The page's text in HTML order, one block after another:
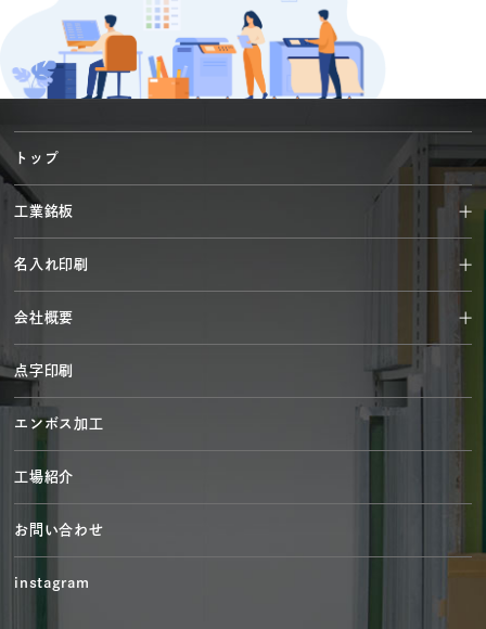
トップ
工業銘板
名入れ印刷
会社概要
点字印刷
エンボス加工
工場紹介
お問い合わせ
instagram